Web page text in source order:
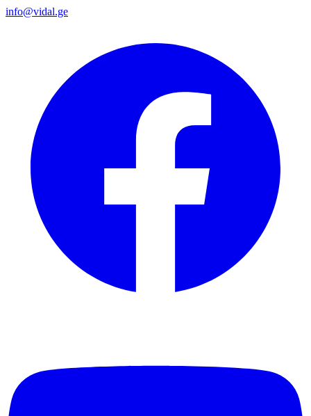
info@vidal.ge